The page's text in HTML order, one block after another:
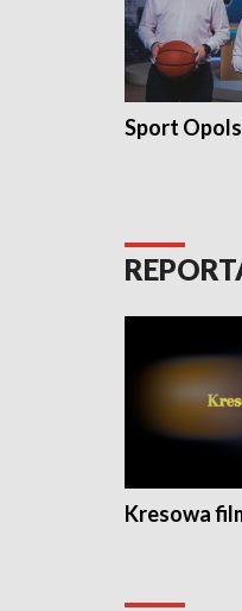
Sport
Kresowa